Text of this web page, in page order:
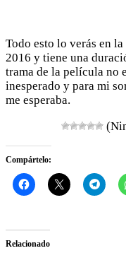
Todo esto lo verás en
2016 y tiene una
trama de la película no
inesperado y para mi
me esperaba.
Compártelo:
Relacionado